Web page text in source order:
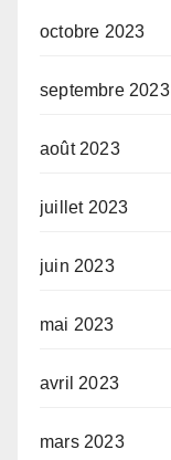
octobre 2023
septembre 2023
août 2023
juillet 2023
juin 2023
mai 2023
avril 2023
mars 2023